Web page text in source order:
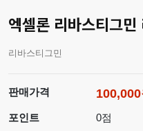
엑셀론 리바스티그
리바스티그민
판매가격 100,000
포인트
0점